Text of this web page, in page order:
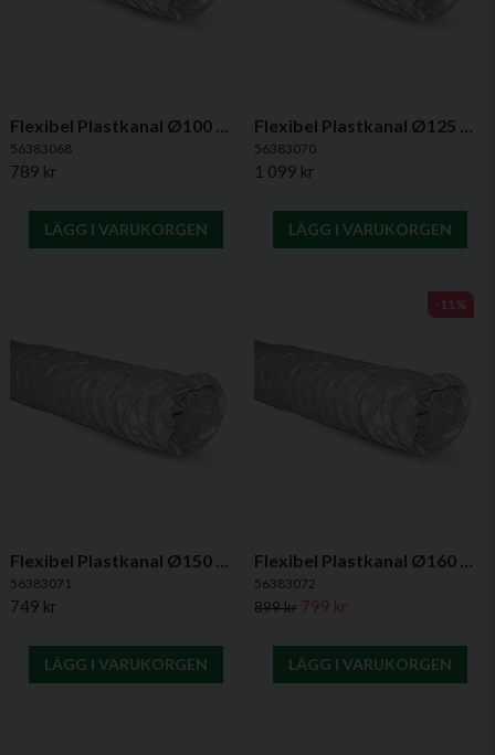
Flexibel Plastkanal Ø100 mm, 10 m - PVC
56383068
789 kr
LÄGG I VARUKORGEN
Flexibel Plastkanal Ø125 mm, 10 m - PVC
56383070
1 099 kr
LÄGG I VARUKORGEN
Flexibel Plastkanal Ø150 mm, 6 m - PVC
56383071
749 kr
LÄGG I VARUKORGEN
Flexibel Plastkanal Ø160 mm, 6 m - PVC
56383072
899 kr 799 kr
LÄGG I VARUKORGEN
-11%